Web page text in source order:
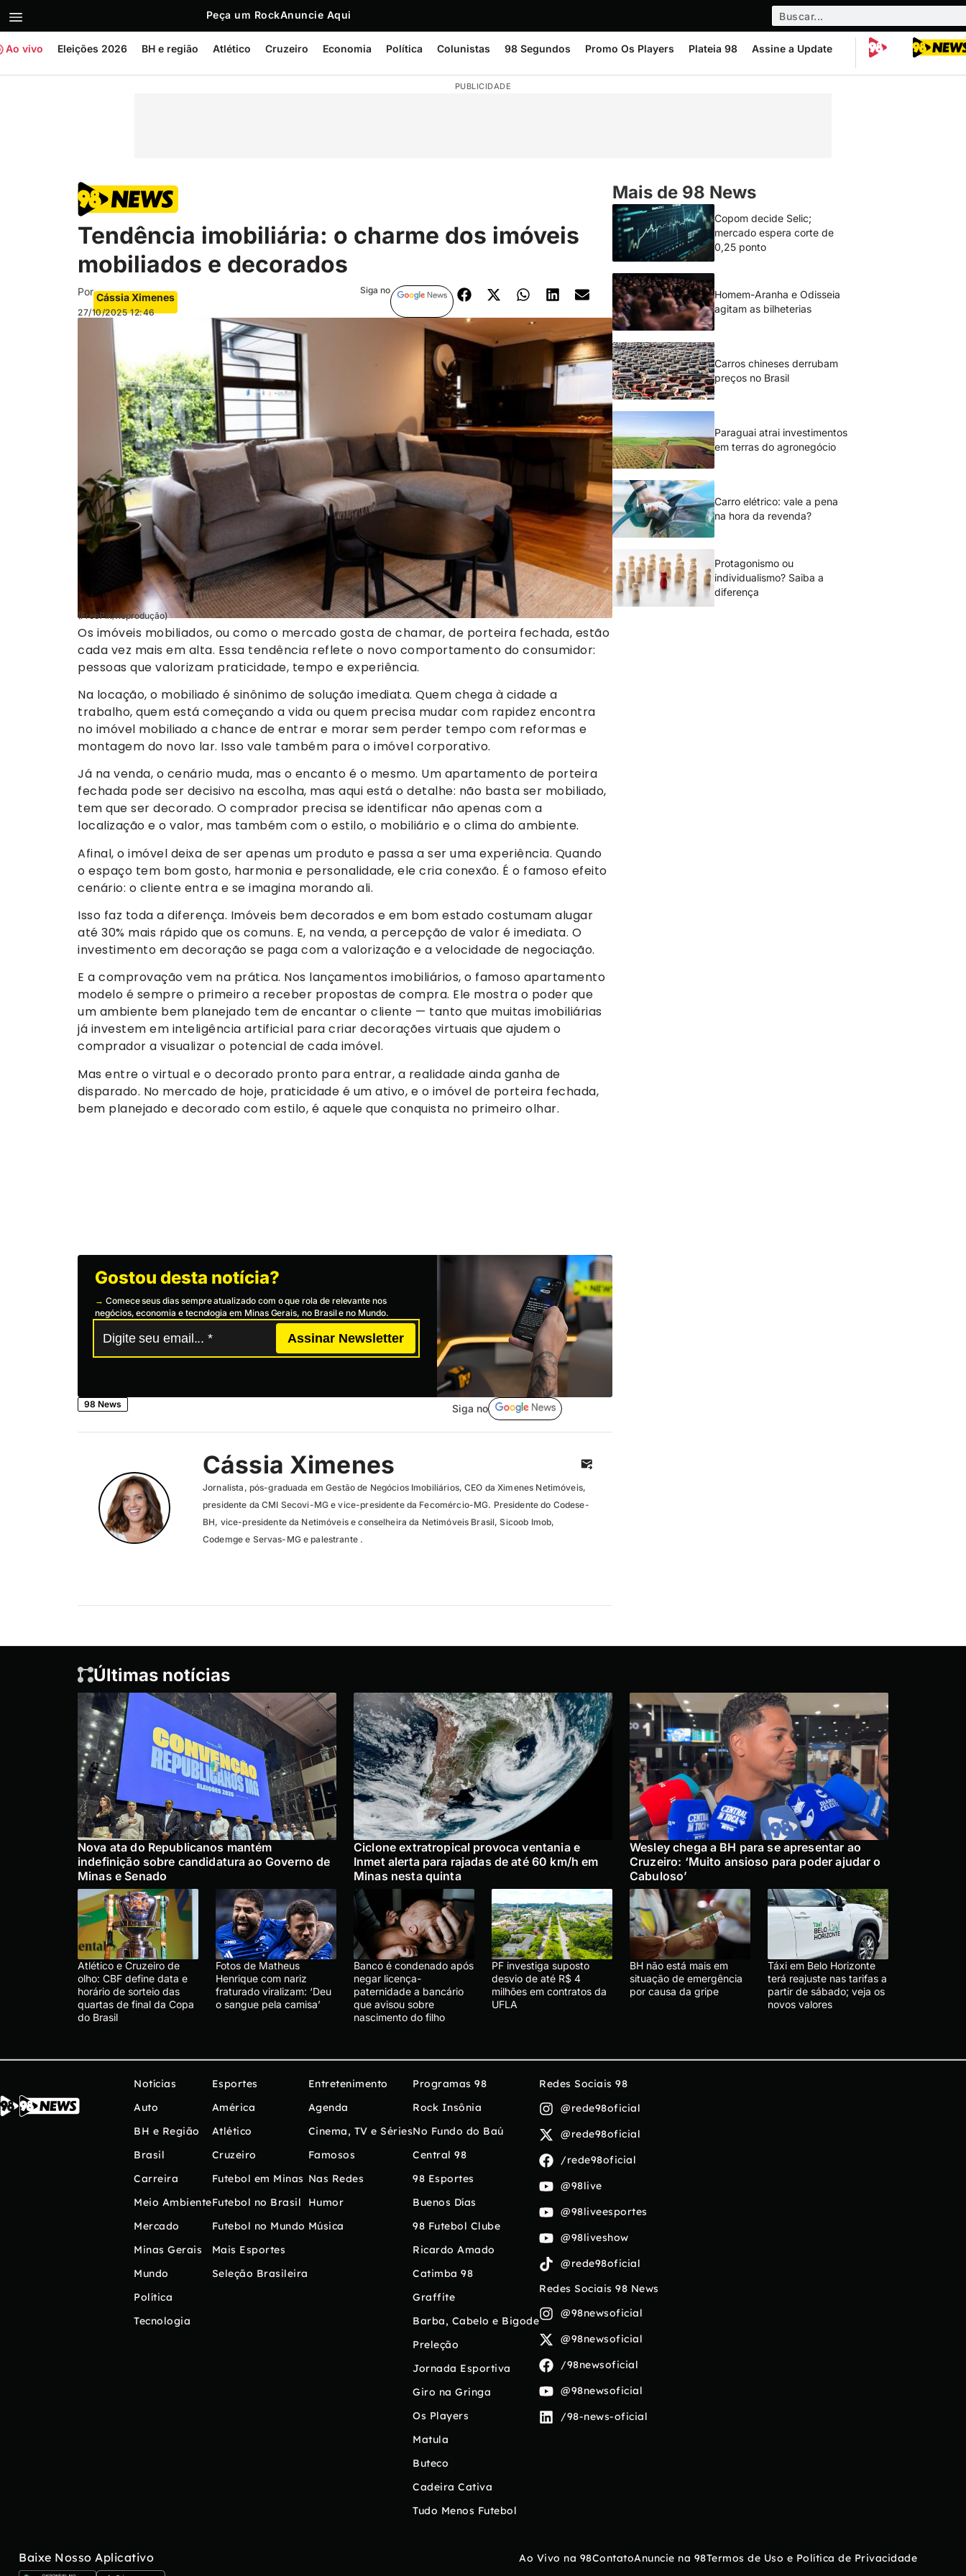
Peça um RockAnuncie Aqui
Ao vivo Eleições 2026 BH e região Atlético Cruzeiro Economia Política Colunistas 98 Segundos Promo Os Players Plateia 98 Assine a Update
PUBLICIDADE
Tendência imobiliária: o charme dos imóveis
mobiliados e decorados
Por Cássia Ximenes
27/10/2025 12:46
Siga no
(FreePik/Reprodução)
Os imóveis mobiliados, ou como o mercado gosta de chamar, de porteira fechada, estão
cada vez mais em alta. Essa tendência reflete o novo comportamento do consumidor:
pessoas que valorizam praticidade, tempo e experiência.
Na locação, o mobiliado é sinônimo de solução imediata. Quem chega à cidade a
trabalho, quem está começando a vida ou quem precisa mudar com rapidez encontra
no imóvel mobiliado a chance de entrar e morar sem perder tempo com reformas e
montagem do novo lar. Isso vale também para o imóvel corporativo.
Já na venda, o cenário muda, mas o encanto é o mesmo. Um apartamento de porteira
fechada pode ser decisivo na escolha, mas aqui está o detalhe: não basta ser mobiliado,
tem que ser decorado. O comprador precisa se identificar não apenas com a
localização e o valor, mas também com o estilo, o mobiliário e o clima do ambiente.
Afinal, o imóvel deixa de ser apenas um produto e passa a ser uma experiência. Quando
o espaço tem bom gosto, harmonia e personalidade, ele cria conexão. É o famoso efeito
cenário: o cliente entra e se imagina morando ali.
Isso faz toda a diferença. Imóveis bem decorados e em bom estado costumam alugar
até 30% mais rápido que os comuns. E, na venda, a percepção de valor é imediata. O
investimento em decoração se paga com a valorização e a velocidade de negociação.
E a comprovação vem na prática. Nos lançamentos imobiliários, o famoso apartamento
modelo é sempre o primeiro a receber propostas de compra. Ele mostra o poder que
um ambiente bem planejado tem de encantar o cliente — tanto que muitas imobiliárias
já investem em inteligência artificial para criar decorações virtuais que ajudem o
comprador a visualizar o potencial de cada imóvel.
Mas entre o virtual e o decorado pronto para entrar, a realidade ainda ganha de
disparado. No mercado de hoje, praticidade é um ativo, e o imóvel de porteira fechada,
bem planejado e decorado com estilo, é aquele que conquista no primeiro olhar.
Gostou desta notícia?
→ Comece seus dias sempre atualizado com o que rola de relevante nos
negócios, economia e tecnologia em Minas Gerais, no Brasil e no Mundo.
Assinar Newsletter
98 News Siga no
Cássia Ximenes
Jornalista, pós-graduada em Gestão de Negócios Imobiliários, CEO da Ximenes Netimóveis,
presidente da CMI Secovi-MG e vice-presidente da Fecomércio-MG. Presidente do Codese-
BH, vice-presidente da Netimóveis e conselheira da Netimóveis Brasil, Sicoob Imob,
Codemge e Servas-MG e palestrante .
Mais de 98 News
Copom decide Selic;
mercado espera corte de
0,25 ponto
Homem-Aranha e Odisseia
agitam as bilheterias
Carros chineses derrubam
preços no Brasil
Paraguai atrai investimentos
em terras do agronegócio
Carro elétrico: vale a pena
na hora da revenda?
Protagonismo ou
individualismo? Saiba a
diferença
Últimas notícias
Nova ata do Republicanos mantém
indefinição sobre candidatura ao Governo de
Minas e Senado
Ciclone extratropical provoca ventania e
Inmet alerta para rajadas de até 60 km/h em
Minas nesta quinta
Wesley chega a BH para se apresentar ao
Cruzeiro: ‘Muito ansioso para poder ajudar o
Cabuloso’
Atlético e Cruzeiro de
olho: CBF define data e
horário de sorteio das
quartas de final da Copa
do Brasil
Fotos de Matheus
Henrique com nariz
fraturado viralizam: ‘Deu
o sangue pela camisa’
Banco é condenado após
negar licença-
paternidade a bancário
que avisou sobre
nascimento do filho
PF investiga suposto
desvio de até R$ 4
milhões em contratos da
UFLA
BH não está mais em
situação de emergência
por causa da gripe
Táxi em Belo Horizonte
terá reajuste nas tarifas a
partir de sábado; veja os
novos valores
Notícias
Auto
BH e Região
Brasil
Carreira
Meio Ambiente
Mercado
Minas Gerais
Mundo
Política
Tecnologia
Esportes
América
Atlético
Cruzeiro
Futebol em Minas
Futebol no Brasil
Futebol no Mundo
Mais Esportes
Seleção Brasileira
Entretenimento
Agenda
Cinema, TV e Séries
Famosos
Nas Redes
Humor
Música
Programas 98
Rock Insônia
No Fundo do Baú
Central 98
98 Esportes
Buenos Días
98 Futebol Clube
Ricardo Amado
Catimba 98
Graffite
Barba, Cabelo e Bigode
Preleção
Jornada Esportiva
Giro na Gringa
Os Players
Matula
Buteco
Cadeira Cativa
Tudo Menos Futebol
Redes Sociais 98
@rede98oficial
@rede98oficial
/rede98oficial
@98live
@98liveesportes
@98liveshow
@rede98oficial
Redes Sociais 98 News
@98newsoficial
@98newsoficial
/98newsoficial
@98newsoficial
/98-news-oficial
Baixe Nosso Aplicativo Ao Vivo na 98ContatoAnuncie na 98Termos de Uso e Política de Privacidade